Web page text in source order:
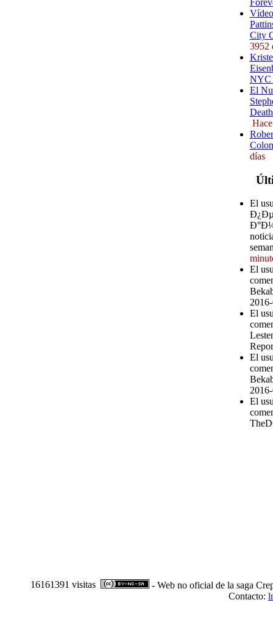
City
3952
NYC
El
días
El
Ð°Ð¼
El
El
El
El
16161391 visitas
- Web no oficial de la saga
Contacto: